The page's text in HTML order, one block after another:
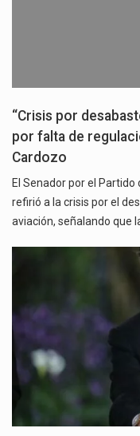
“Crisis por
por falta de
Cardozo
El Senador por el Partido
refirió a la crisis por el
aviación, señalando que